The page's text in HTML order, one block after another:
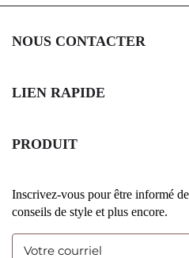
NOUS CONTACTER
LIEN RAPIDE
PRODUIT
Inscrivez-vous pour être informé
conseils de style et plus encore.
Votre courriel